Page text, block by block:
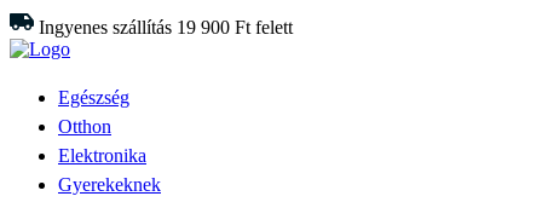
Ingyenes szállítás 19 900 Ft felett
Egészség
Otthon
Elektronika
Gyerekeknek